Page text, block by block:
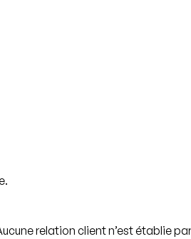
relation client n’est établie